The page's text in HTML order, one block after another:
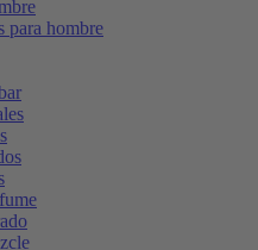
para hombre